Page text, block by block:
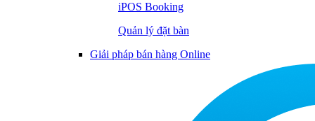
iPOS Booking
Quản lý đặt bàn
Giải pháp bán hàng Online